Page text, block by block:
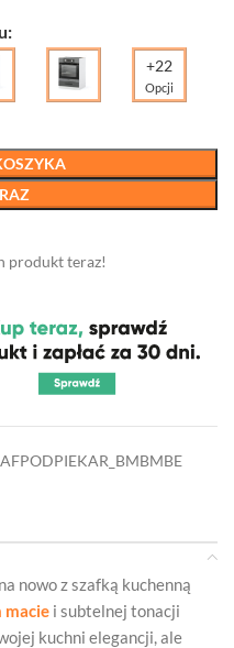
+22
Opcji
produkt teraz!
nowo z szafką kuchenną
macie i subtelnej tonacji
kuchni elegancji, ale